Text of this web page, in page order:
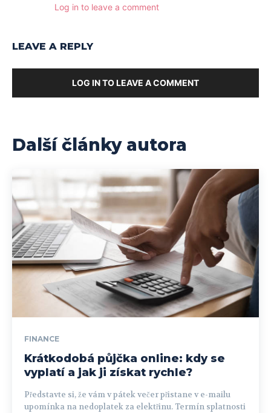
Log in to leave a comment
LEAVE A REPLY
LOG IN TO LEAVE A COMMENT
Další články autora
FINANCE
Krátkodobá půjčka online: kdy se
vyplatí a jak ji získat rychle?
Představte si, že vám v pátek večer přistane v e-mailu
upomínka na nedoplatek za elektřinu. Termín splatnosti